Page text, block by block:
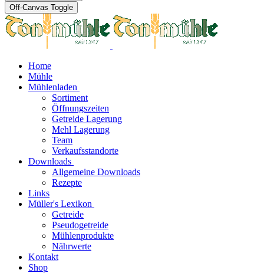
Off-Canvas Toggle
Home
Mühle
Mühlenladen
Sortiment
Öffnungszeiten
Getreide Lagerung
Mehl Lagerung
Team
Verkaufsstandorte
Downloads
Allgemeine Downloads
Rezepte
Links
Müller's Lexikon
Getreide
Pseudogetreide
Mühlenprodukte
Nährwerte
Kontakt
Shop